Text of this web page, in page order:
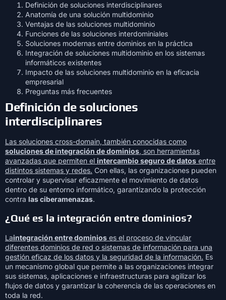
Definición de soluciones interdisciplinares
Anatomía de una solución multidominio
Ventajas de las soluciones multidominio
Funciones de las soluciones interdominiales
Soluciones modernas entre dominios en la práctica
Integración de soluciones multidominio en los sistemas
informáticos existentes
Impacto de las soluciones multidominio en la eficacia
empresarial
Preguntas más frecuentes
Definición de soluciones
interdisciplinares
Las soluciones cross-domain, también conocidas como
soluciones de integración de dominios, son herramientas
avanzadas que permiten el intercambio seguro de datos entre
distintos sistemas y redes. Con ellas, las organizaciones pueden
controlar y supervisar eficazmente el movimiento de datos
dentro de su entorno informático, garantizando la protección
contra las ciberamenazas.
¿Qué es la integración entre dominios?
Laintegración entre dominios es el proceso de vincular
diferentes dominios de red o sistemas de información para una
gestión eficaz de los datos y la seguridad de la información. Es
un mecanismo global que permite a las organizaciones integrar
sus sistemas, aplicaciones e infraestructuras para agilizar los
flujos de datos y garantizar la coherencia de las operaciones en
toda la red.